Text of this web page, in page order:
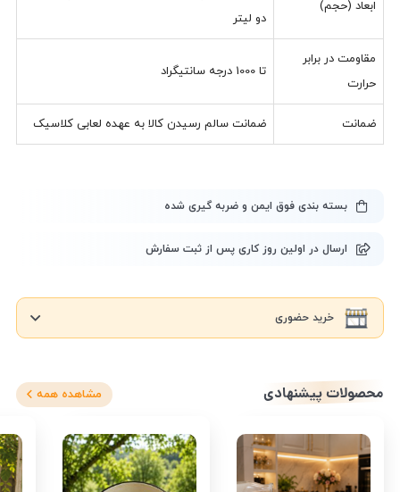
ابعاد (حجم)
دو لیتر
مقاومت در برابر
حرارت
تا 1000 درجه سانتیگراد
ضمانت ضمانت سالم رسیدن کالا به عهده لعابی کلاسیک
بسته بندی فوق ایمن و ضربه گیری شده
ارسال در اولین روز کاری پس از ثبت سفارش
خرید حضوری
محصولات پیشنهادی مشاهده همه